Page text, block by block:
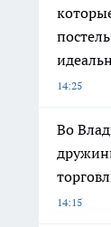
14:25
Во
14:15